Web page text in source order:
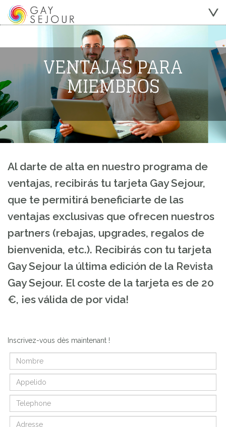
VENTAJAS PARA
MIEMBROS
Al darte de alta en nuestro programa de
ventajas, recibirás tu tarjeta Gay Sejour,
que te permitirá beneficiarte de las
ventajas exclusivas que ofrecen nuestros
partners (rebajas, upgrades, regalos de
bienvenida, etc.). Recibirás con tu tarjeta
Gay Sejour la última edición de la Revista
Gay Sejour. El coste de la tarjeta es de 20
€, ¡es válida de por vida!
Inscrivez-vous dès maintenant !